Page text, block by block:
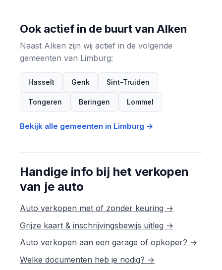
Ook actief in de buurt van Alken
Naast Alken zijn wij actief in de volgende
gemeenten van Limburg:
Hasselt Genk Sint-Truiden
Tongeren Beringen Lommel
Bekijk alle gemeenten in Limburg →
Handige info bij het verkopen
van je auto
Auto verkopen met of zonder keuring →
Grijze kaart & inschrijvingsbewijs uitleg →
Auto verkopen aan een garage of opkoper? →
Welke documenten heb je nodig? →